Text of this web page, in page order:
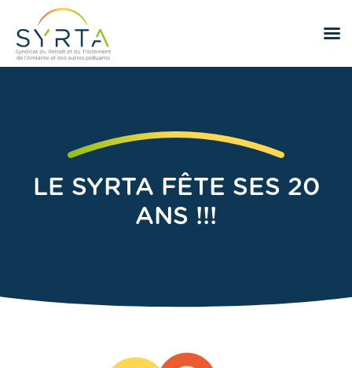
LE SYRTA FÊTE SES 20
ANS !!!